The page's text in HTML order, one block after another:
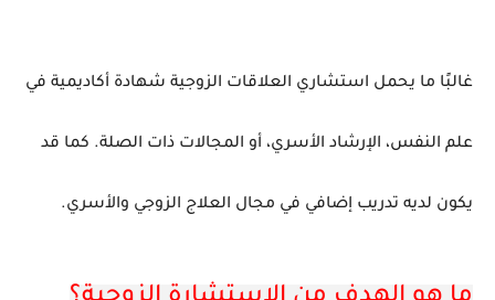
غالبًا ما يحمل استشاري العلاقات الزوجية شهادة أكاديمية في
علم النفس، الإرشاد الأسري، أو المجالات ذات الصلة. كما قد
يكون لديه تدريب إضافي في مجال العلاج الزوجي والأسري.